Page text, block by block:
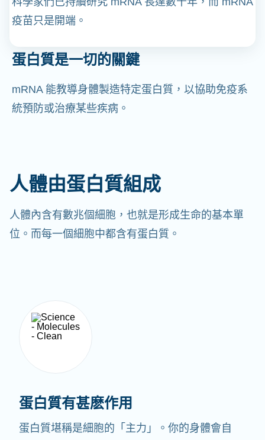
疫苗只是開端。
蛋白質是一切的關鍵
mRNA 能教導身體製造特定蛋白質，以協助免疫系
統預防或治療某些疾病。
人體由蛋白質組成
人體內含有數兆個細胞，也就是形成生命的基本單
位。而每一個細胞中都含有蛋白質。
蛋白質有甚麽作用
蛋白質堪稱是細胞的「主力」。你的身體會自